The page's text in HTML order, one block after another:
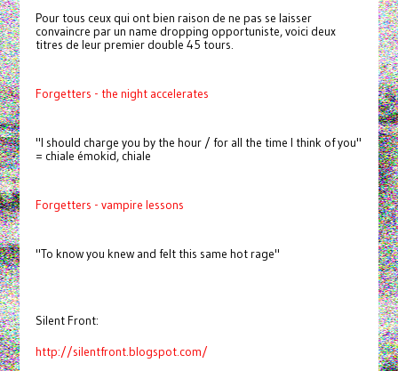
Pour tous ceux qui ont bien raison de ne pas se laisser
convaincre par un name dropping opportuniste, voici deux
titres de leur premier double 45 tours.
Forgetters - the night accelerates
"I should charge you by the hour / for all the time I think of you"
= chiale émokid, chiale
Forgetters - vampire lessons
"To know you knew and felt this same hot rage"
Silent Front:
http://silentfront.blogspot.com/